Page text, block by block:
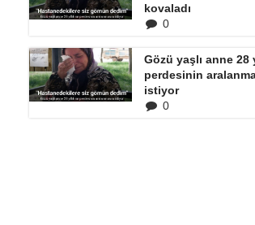
kovaladı
0
Gözü yaşlı anne 28
perdesinin
istiyor
0